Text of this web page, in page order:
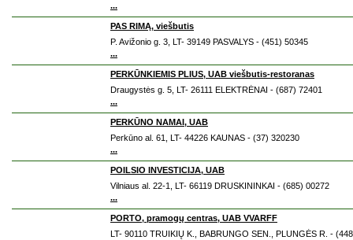
...
PAS RIMĄ, viešbutis
P. Avižonio g. 3, LT- 39149 PASVALYS - (451) 50345
...
PERKŪNKIEMIS PLIUS, UAB viešbutis-restoranas
Draugystės g. 5, LT- 26111 ELEKTRĖNAI - (687) 72401
...
PERKŪNO NAMAI, UAB
Perkūno al. 61, LT- 44226 KAUNAS - (37) 320230
...
POILSIO INVESTICIJA, UAB
Vilniaus al. 22-1, LT- 66119 DRUSKININKAI - (685) 00272
...
PORTO, pramogų centras, UAB VVARFF
LT- 90110 TRUIKIŲ K., BABRUNGO SEN., PLUNGĖS R. -